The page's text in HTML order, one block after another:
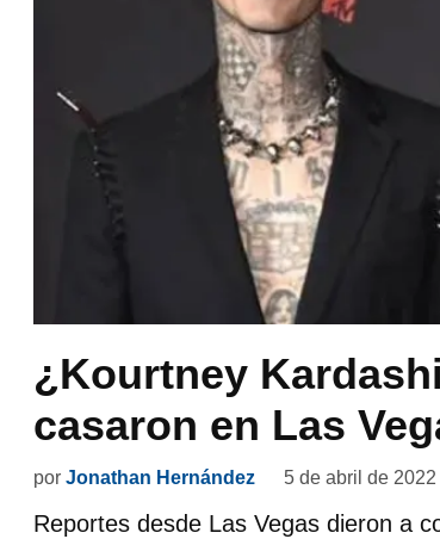
¿Kourtney
casaron en Las
por Jonathan Hernández 5 de abril de 2022
Reportes desde Las Vegas dieron a